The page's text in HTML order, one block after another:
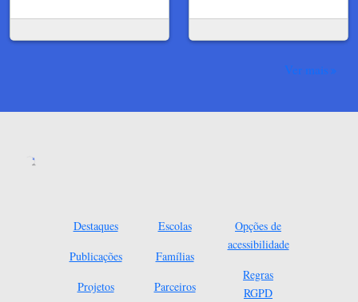
Ver mais
Destaques
Publicações
Projetos
Escolas
Famílias
Parceiros
Opções de
acessibilidade
Regras
RGPD